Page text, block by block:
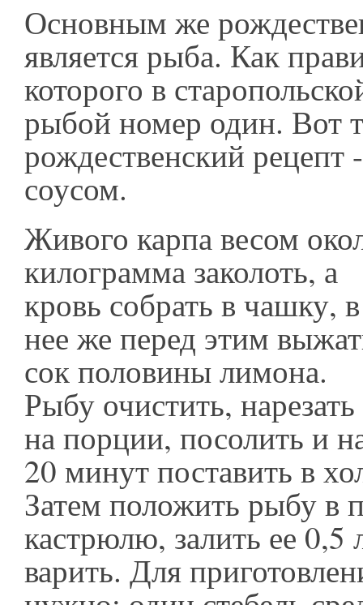
Основным же
является рыба. Как
которого в
рыбой номер один. Вот
рождественский
соусом.
Живого карпа весом
килограмма заколоть, а
кровь собрать в чашку, в
нее же перед этим
сок половины лимона.
Рыбу очистить, нарезать
на порции, посолить и
20 минут поставить в
Затем положить рыбу в
кастрюлю, залить ее 0,5
варить. Для